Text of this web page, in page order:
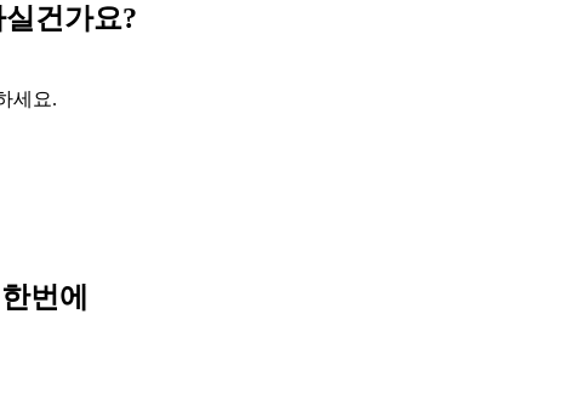
건가요?
세요.
번에